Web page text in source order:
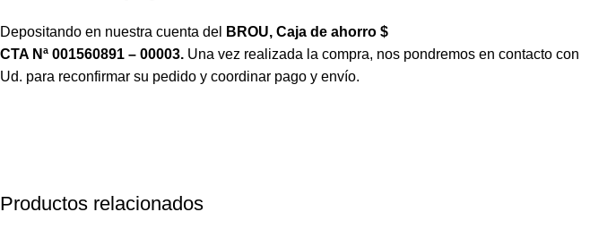
Depositando en nuestra cuenta del
BROU, Caja de ahorro $
CTA Nª 001560891 – 00003. Una vez realizada la compra, nos pondremos en contacto con
Ud. para reconfirmar su pedido y coordinar pago y envío.
Productos relacionados